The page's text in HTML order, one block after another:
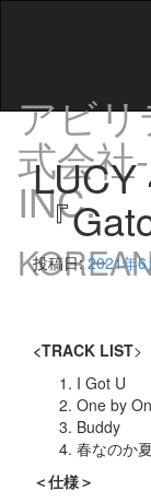
アビ
式会社
INC.
『
投稿日:2021年6
<TRACK LIST>
I Got U
One by
Buddy
春なのか
＜仕様＞